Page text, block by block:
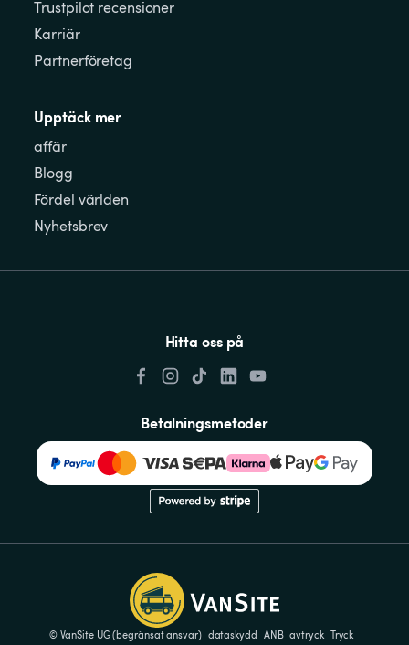
Trustpilot recensioner
Karriär
Partnerföretag
Upptäck mer
affär
Blogg
Fördel världen
Nyhetsbrev
Hitta oss på
Betalningsmetoder
© VanSite UG (begränsat ansvar) dataskydd ANB avtryck Tryck